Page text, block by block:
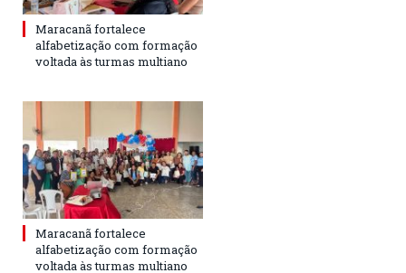
Maracanã fortalece
alfabetização com formação
voltada às turmas multiano
Maracanã fortalece
alfabetização com formação
voltada às turmas multiano